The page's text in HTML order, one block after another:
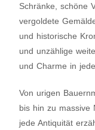
Schränke, schöne
vergoldete
und historische
und unzählige
und Charme in
Von urigen
bis hin zu massive
jede Antiquität